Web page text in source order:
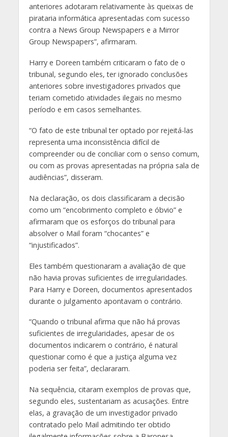
anteriores adotaram relativamente às queixas de
pirataria informática apresentadas com sucesso
contra a News Group Newspapers e a Mirror
Group Newspapers”, afirmaram.
Harry e Doreen também criticaram o fato de o
tribunal, segundo eles, ter ignorado conclusões
anteriores sobre investigadores privados que
teriam cometido atividades ilegais no mesmo
período e em casos semelhantes.
“O fato de este tribunal ter optado por rejeitá-las
representa uma inconsistência difícil de
compreender ou de conciliar com o senso comum,
ou com as provas apresentadas na própria sala de
audiências”, disseram.
Na declaração, os dois classificaram a decisão
como um “encobrimento completo e óbvio” e
afirmaram que os esforços do tribunal para
absolver o Mail foram “chocantes” e
“injustificados”.
Eles também questionaram a avaliação de que
não havia provas suficientes de irregularidades.
Para Harry e Doreen, documentos apresentados
durante o julgamento apontavam o contrário.
“Quando o tribunal afirma que não há provas
suficientes de irregularidades, apesar de os
documentos indicarem o contrário, é natural
questionar como é que a justiça alguma vez
poderia ser feita”, declararam.
Na sequência, citaram exemplos de provas que,
segundo eles, sustentariam as acusações. Entre
elas, a gravação de um investigador privado
contratado pelo Mail admitindo ter obtido